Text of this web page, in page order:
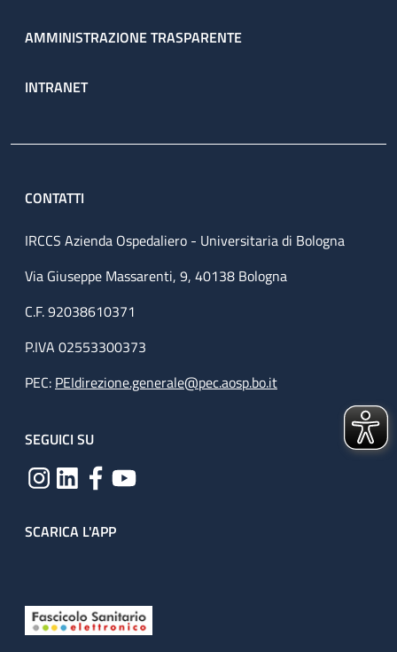
AMMINISTRAZIONE TRASPARENTE
INTRANET
CONTATTI
IRCCS Azienda Ospedaliero - Universitaria di Bologna
Via Giuseppe Massarenti, 9, 40138 Bologna
C.F. 92038610371
P.IVA 02553300373
PEC: PEIdirezione.generale@pec.aosp.bo.it
SEGUICI SU
SCARICA L'APP